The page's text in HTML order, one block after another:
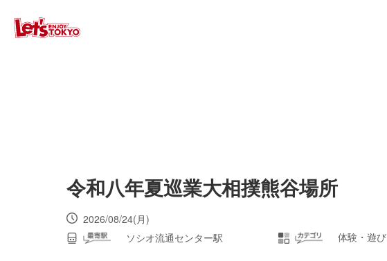
令和八年夏巡業大相撲熊谷場所
2026/08/24(月)
ソシオ流通センター駅
体験・遊び